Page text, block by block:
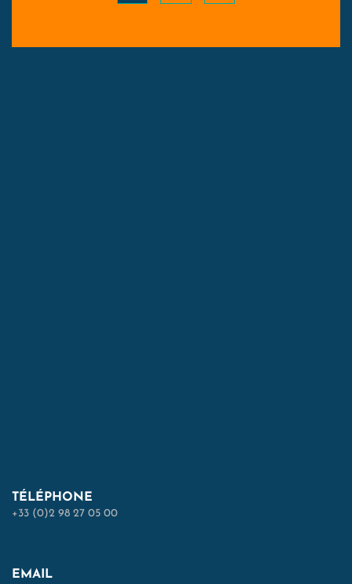
TÉLÉPHONE
+33 (0)2 98 27 05 00
EMAIL